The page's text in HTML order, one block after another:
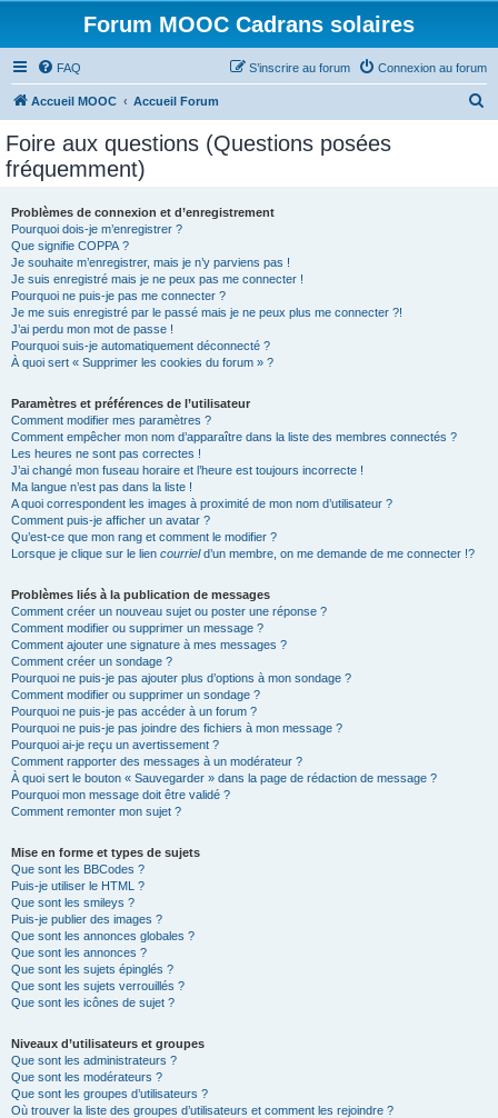
Forum MOOC Cadrans solaires
FAQ Connexion au forum
S’inscrire au forum
Accueil MOOC Accueil Forum
Foire aux questions (Questions posées
fréquemment)
Problèmes de connexion et d’enregistrement
Pourquoi dois-je m’enregistrer ?
Que signifie COPPA ?
Je souhaite m’enregistrer, mais je n’y parviens pas !
Je suis enregistré mais je ne peux pas me connecter !
Pourquoi ne puis-je pas me connecter ?
Je me suis enregistré par le passé mais je ne peux plus me connecter ?!
J’ai perdu mon mot de passe !
Pourquoi suis-je automatiquement déconnecté ?
À quoi sert « Supprimer les cookies du forum » ?
Paramètres et préférences de l’utilisateur
Comment modifier mes paramètres ?
Comment empêcher mon nom d’apparaître dans la liste des membres connectés ?
Les heures ne sont pas correctes !
J’ai changé mon fuseau horaire et l’heure est toujours incorrecte !
Ma langue n’est pas dans la liste !
A quoi correspondent les images à proximité de mon nom d’utilisateur ?
Comment puis-je afficher un avatar ?
Qu’est-ce que mon rang et comment le modifier ?
Lorsque je clique sur le lien courrield’un membre, on me demande de me connecter !?
Problèmes liés à la publication de messages
Comment créer un nouveau sujet ou poster une réponse ?
Comment modifier ou supprimer un message ?
Comment ajouter une signature à mes messages ?
Comment créer un sondage ?
Pourquoi ne puis-je pas ajouter plus d’options à mon sondage ?
Comment modifier ou supprimer un sondage ?
Pourquoi ne puis-je pas accéder à un forum ?
Pourquoi ne puis-je pas joindre des fichiers à mon message ?
Pourquoi ai-je reçu un avertissement ?
Comment rapporter des messages à un modérateur ?
À quoi sert le bouton « Sauvegarder » dans la page de rédaction de message ?
Pourquoi mon message doit être validé ?
Comment remonter mon sujet ?
Mise en forme et types de sujets
Que sont les BBCodes ?
Puis-je utiliser le HTML ?
Que sont les smileys ?
Puis-je publier des images ?
Que sont les annonces globales ?
Que sont les annonces ?
Que sont les sujets épinglés ?
Que sont les sujets verrouillés ?
Que sont les icônes de sujet ?
Niveaux d’utilisateurs et groupes
Que sont les administrateurs ?
Que sont les modérateurs ?
Que sont les groupes d’utilisateurs ?
Où trouver la liste des groupes d’utilisateurs et comment les rejoindre ?